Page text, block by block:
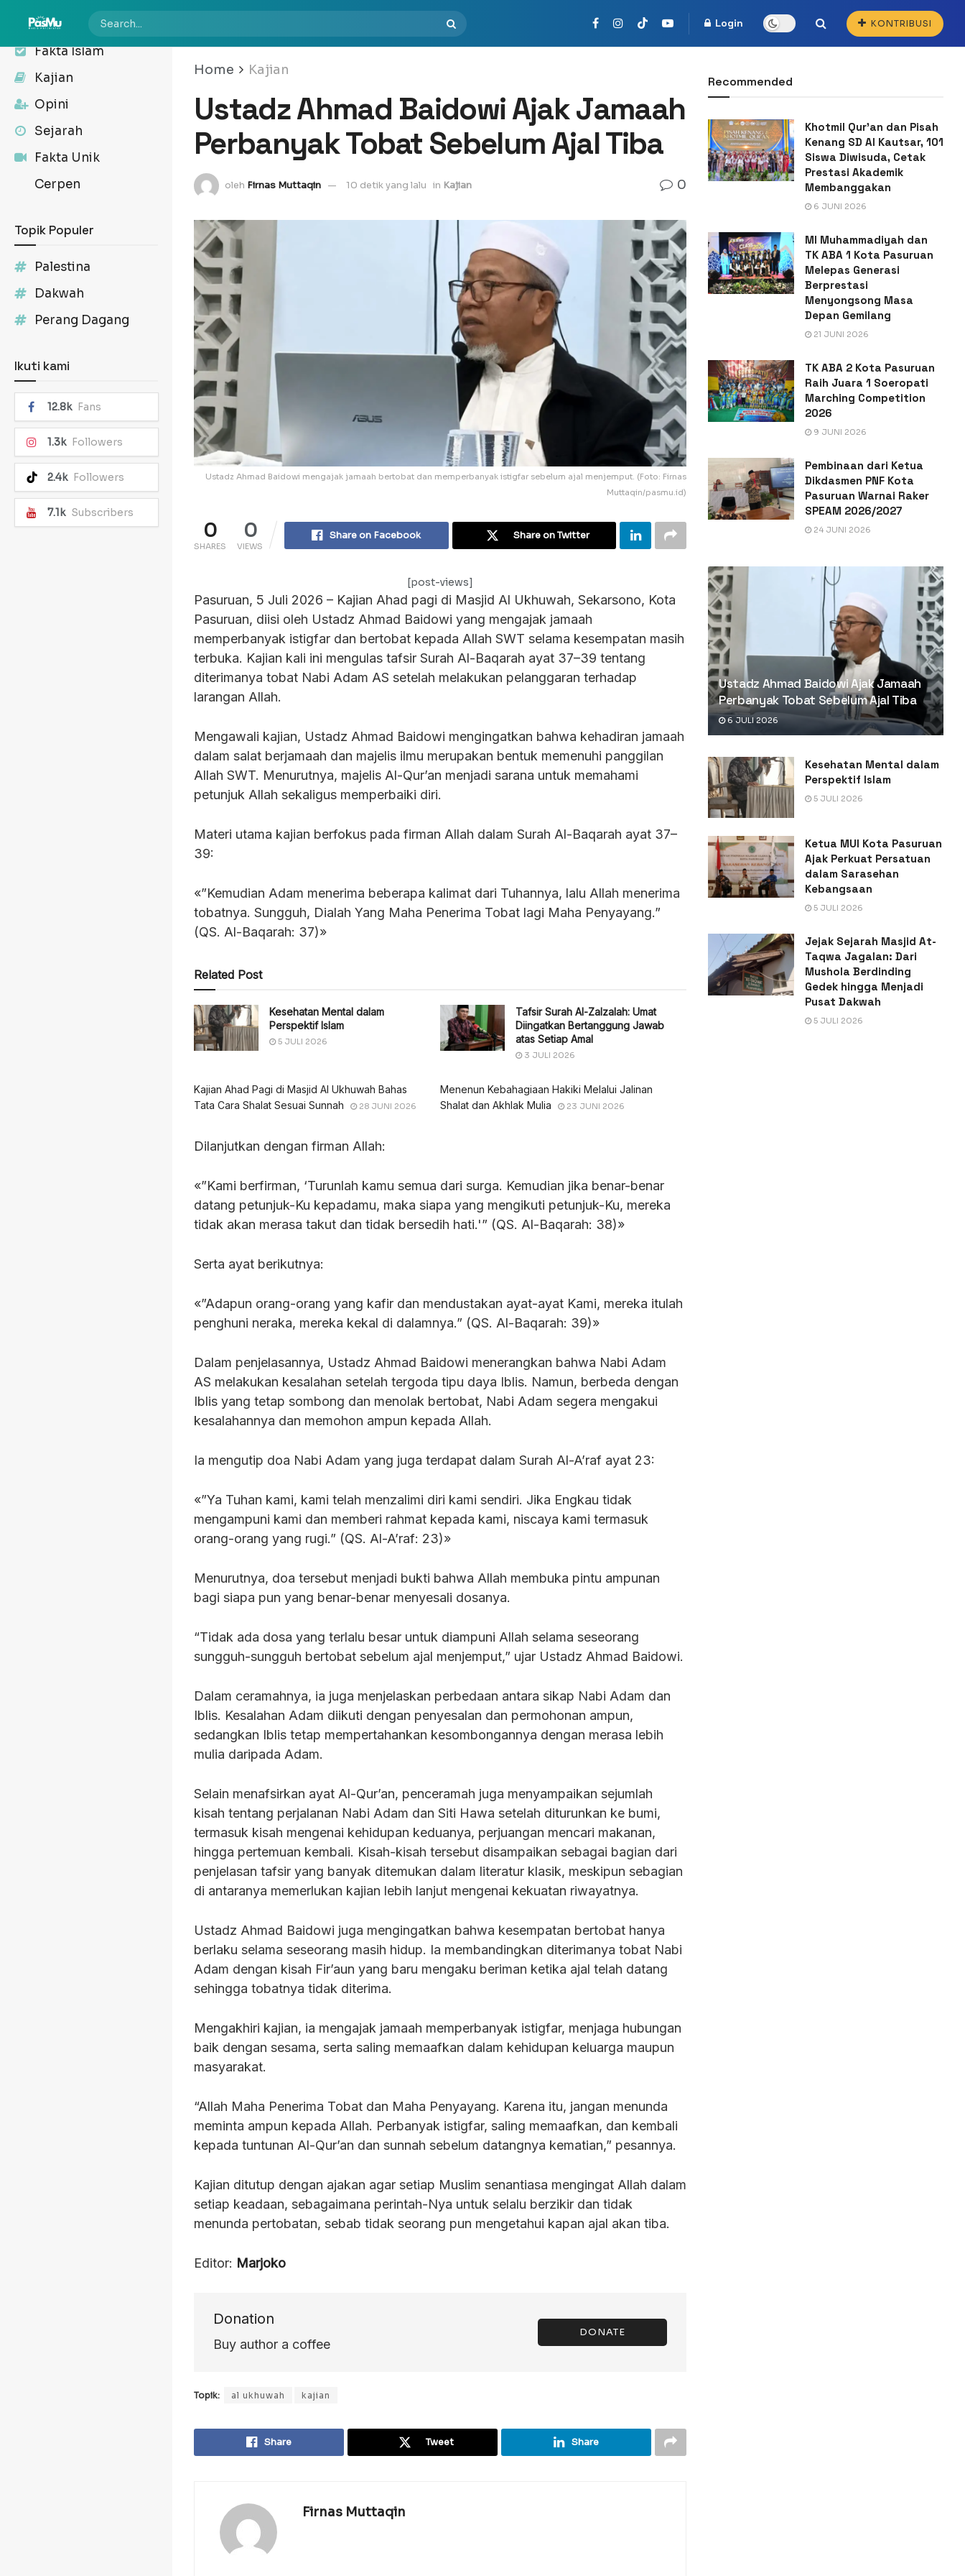
Kabar
Fakta Islam
Kajian
Opini
Sejarah
Fakta Unik
Cerpen
Topik Populer
Palestina
Dakwah
Perang Dagang
Ikuti kami
12.8k Fans
1.3k Followers
2.4k Followers
7.1k Subscribers
Login KONTRIBUSI
Home Kajian
Ustadz Ahmad Baidowi Ajak Jamaah
Perbanyak Tobat Sebelum Ajal Tiba
oleh Firnas Muttaqin 10 detik yang lalu in Kajian 0
Ustadz Ahmad Baidowi mengajak jamaah bertobat dan memperbanyak istigfar sebelum ajal menjemput. (Foto: Firnas
Muttaqin/pasmu.id)
0
SHARES
0
VIEWS
Share on Facebook Share on Twitter
[post-views]
Pasuruan, 5 Juli 2026 – Kajian Ahad pagi di Masjid Al Ukhuwah, Sekarsono, Kota
Pasuruan, diisi oleh Ustadz Ahmad Baidowi yang mengajak jamaah
memperbanyak istigfar dan bertobat kepada Allah SWT selama kesempatan masih
terbuka. Kajian kali ini mengulas tafsir Surah Al-Baqarah ayat 37–39 tentang
diterimanya tobat Nabi Adam AS setelah melakukan pelanggaran terhadap
larangan Allah.
Mengawali kajian, Ustadz Ahmad Baidowi mengingatkan bahwa kehadiran jamaah
dalam salat berjamaah dan majelis ilmu merupakan bentuk memenuhi panggilan
Allah SWT. Menurutnya, majelis Al-Qur’an menjadi sarana untuk memahami
petunjuk Allah sekaligus memperbaiki diri.
Materi utama kajian berfokus pada firman Allah dalam Surah Al-Baqarah ayat 37–
39:
«”Kemudian Adam menerima beberapa kalimat dari Tuhannya, lalu Allah menerima
tobatnya. Sungguh, Dialah Yang Maha Penerima Tobat lagi Maha Penyayang.”
(QS. Al-Baqarah: 37)»
Related Post
Kesehatan Mental dalam
Perspektif Islam
5 JULI 2026
Tafsir Surah Al-Zalzalah: Umat
Diingatkan Bertanggung Jawab
atas Setiap Amal
3 JULI 2026
Kajian Ahad Pagi di Masjid Al Ukhuwah Bahas
Tata Cara Shalat Sesuai Sunnah
28 JUNI 2026
Menenun Kebahagiaan Hakiki Melalui Jalinan
Shalat dan Akhlak Mulia
23 JUNI 2026
Dilanjutkan dengan firman Allah:
«”Kami berfirman, ‘Turunlah kamu semua dari surga. Kemudian jika benar-benar
datang petunjuk-Ku kepadamu, maka siapa yang mengikuti petunjuk-Ku, mereka
tidak akan merasa takut dan tidak bersedih hati.'” (QS. Al-Baqarah: 38)»
Serta ayat berikutnya:
«”Adapun orang-orang yang kafir dan mendustakan ayat-ayat Kami, mereka itulah
penghuni neraka, mereka kekal di dalamnya.” (QS. Al-Baqarah: 39)»
Dalam penjelasannya, Ustadz Ahmad Baidowi menerangkan bahwa Nabi Adam
AS melakukan kesalahan setelah tergoda tipu daya Iblis. Namun, berbeda dengan
Iblis yang tetap sombong dan menolak bertobat, Nabi Adam segera mengakui
kesalahannya dan memohon ampun kepada Allah.
Ia mengutip doa Nabi Adam yang juga terdapat dalam Surah Al-A’raf ayat 23:
«”Ya Tuhan kami, kami telah menzalimi diri kami sendiri. Jika Engkau tidak
mengampuni kami dan memberi rahmat kepada kami, niscaya kami termasuk
orang-orang yang rugi.” (QS. Al-A’raf: 23)»
Menurutnya, doa tersebut menjadi bukti bahwa Allah membuka pintu ampunan
bagi siapa pun yang benar-benar menyesali dosanya.
“Tidak ada dosa yang terlalu besar untuk diampuni Allah selama seseorang
sungguh-sungguh bertobat sebelum ajal menjemput,” ujar Ustadz Ahmad Baidowi.
Dalam ceramahnya, ia juga menjelaskan perbedaan antara sikap Nabi Adam dan
Iblis. Kesalahan Adam diikuti dengan penyesalan dan permohonan ampun,
sedangkan Iblis tetap mempertahankan kesombongannya dengan merasa lebih
mulia daripada Adam.
Selain menafsirkan ayat Al-Qur’an, penceramah juga menyampaikan sejumlah
kisah tentang perjalanan Nabi Adam dan Siti Hawa setelah diturunkan ke bumi,
termasuk kisah mengenai kehidupan keduanya, perjuangan mencari makanan,
hingga pertemuan kembali. Kisah-kisah tersebut disampaikan sebagai bagian dari
penjelasan tafsir yang banyak ditemukan dalam literatur klasik, meskipun sebagian
di antaranya memerlukan kajian lebih lanjut mengenai kekuatan riwayatnya.
Ustadz Ahmad Baidowi juga mengingatkan bahwa kesempatan bertobat hanya
berlaku selama seseorang masih hidup. Ia membandingkan diterimanya tobat Nabi
Adam dengan kisah Fir’aun yang baru mengaku beriman ketika ajal telah datang
sehingga tobatnya tidak diterima.
Mengakhiri kajian, ia mengajak jamaah memperbanyak istigfar, menjaga hubungan
baik dengan sesama, serta saling memaafkan dalam kehidupan keluarga maupun
masyarakat.
“Allah Maha Penerima Tobat dan Maha Penyayang. Karena itu, jangan menunda
meminta ampun kepada Allah. Perbanyak istigfar, saling memaafkan, dan kembali
kepada tuntunan Al-Qur’an dan sunnah sebelum datangnya kematian,” pesannya.
Kajian ditutup dengan ajakan agar setiap Muslim senantiasa mengingat Allah dalam
setiap keadaan, sebagaimana perintah-Nya untuk selalu berzikir dan tidak
menunda pertobatan, sebab tidak seorang pun mengetahui kapan ajal akan tiba.
Editor: Marjoko
Donation
Buy author a coffee
DONATE
Topik: al ukhuwah kajian
Share Tweet Share
Firnas Muttaqin
Recommended
Khotmil Qur’an dan Pisah
Kenang SD Al Kautsar, 101
Siswa Diwisuda, Cetak
Prestasi Akademik
Membanggakan
6 JUNI 2026
MI Muhammadiyah dan
TK ABA 1 Kota Pasuruan
Melepas Generasi
Berprestasi
Menyongsong Masa
Depan Gemilang
21 JUNI 2026
TK ABA 2 Kota Pasuruan
Raih Juara 1 Soeropati
Marching Competition
2026
9 JUNI 2026
Pembinaan dari Ketua
Dikdasmen PNF Kota
Pasuruan Warnai Raker
SPEAM 2026/2027
24 JUNI 2026
Ustadz Ahmad Baidowi Ajak Jamaah
Perbanyak Tobat Sebelum Ajal Tiba
6 JULI 2026
Kesehatan Mental dalam
Perspektif Islam
5 JULI 2026
Ketua MUI Kota Pasuruan
Ajak Perkuat Persatuan
dalam Sarasehan
Kebangsaan
5 JULI 2026
Jejak Sejarah Masjid At-
Taqwa Jagalan: Dari
Mushola Berdinding
Gedek hingga Menjadi
Pusat Dakwah
5 JULI 2026